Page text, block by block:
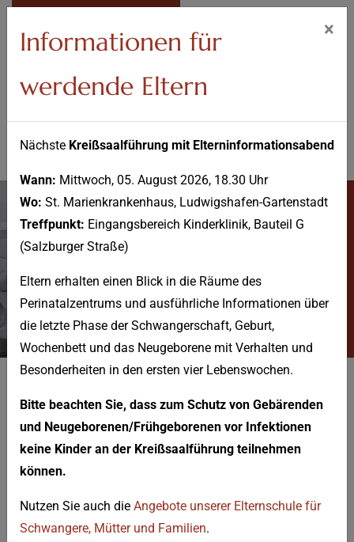
Radiologie für Kinder
KONTAKT
Zuweiserinformationen der
Radiologie für Kinder
Liebe Kollegin, lieber Kollege,
Als niedergelassener Kinderarzt können Sie uns Patienten
Informationen für
werdende Eltern
×
Nächste Kreißsaalführung mit Elterninformationsabend
Wann: Mittwoch, 05. August 2026, 18.30 Uhr
Wo: St. Marienkrankenhaus, Ludwigshafen-Gartenstadt
Treffpunkt: Eingangsbereich Kinderklinik, Bauteil G
(Salzburger Straße)
Eltern erhalten einen Blick in die Räume des
Perinatalzentrums und ausführliche Informationen über
die letzte Phase der Schwangerschaft, Geburt,
Wochenbett und das Neugeborene mit Verhalten und
Besonderheiten in den ersten vier Lebenswochen.
Bitte beachten Sie, dass zum Schutz von Gebärenden
und Neugeborenen/Frühgeborenen vor Infektionen
keine Kinder an der Kreißsaalführung teilnehmen
können.
Nutzen Sie auch die Angebote unserer Elternschule für
Schwangere, Mütter und Familien.